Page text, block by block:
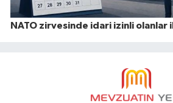
NATO zirvesinde idari izinli olanlar il